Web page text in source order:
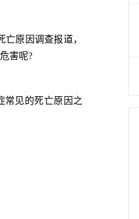
原因调查报道，
害呢?
见的死亡原因之